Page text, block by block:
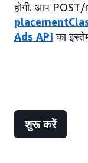
होगी. आप
Ads API का
शुरू करें